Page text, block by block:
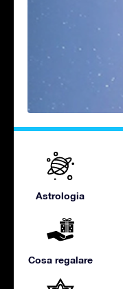
Astrologia
Cosa regalare